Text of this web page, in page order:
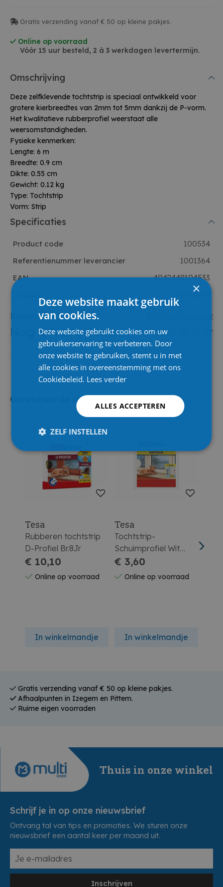
Gratis verzending vanaf € 50 op kleine pakjes.
Online op voorraad
Vóór 15 uur besteld, 2 à 3 werkdagen levertermijn.
Omschrijving
Deze zelfklevende tochtstrip is speciaal ontwikkeld voor
grotere kierbreedtes van 2mm tot 5mm dankzij de P-vorm.
Het kwalitatieve rubberprofiel weerstaat alle
weersomstandigheden.
Fysieke kenmerken:
Lengte: 6 m
Breedte: 0.9 cm
Dikte: 0.55 cm
Gewicht: 0.12 kg
Type: Tochtstrip
Vorm: Strip
Specificaties
Product code
100534
Referentienummer leverancier
1001364
EAN
4042448104533
1.000000
Reviews(0) Schrijf eerste review
Nog geen reviews
Gerelateerde artikelen
Tesa
Rubberen tochtstrip
D-Profiel Br.8Jr
€ 10,10
Online op voorraad
In winkelmandje
Tesa
Tochtstrip-
Schuimprofiel Wit
09X06Mmx10M
€ 3,60
Online op voorraad
In winkelmandje
Gratis verzending vanaf € 50 op kleine pakjes.
Afhaalpunten in Izegem en Pittem.
Ruime eigen voorraden
Thuis in onze winkel
Schrijf je in op onze nieuwsbrief
Ontvang tal van tips en promoties. We sturen onze
nieuwsbrief een aantal keer per maand uit.
Inschrijven
×
Deze website maakt gebruik
van cookies.
Deze website gebruikt cookies om uw
gebruikerservaring te verbeteren. Door
onze website te gebruiken, stemt u in met
alle cookies in overeenstemming met ons
Cookiebeleid. Lees verder
ALLES ACCEPTEREN
ZELF INSTELLEN